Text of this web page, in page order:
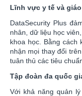
Lĩnh vực y tế và
DataSecurity Plus
nhân, dữ liệu học
khoa học. Bằng cách
nhận mọi thay đổi
tuân thủ các tiêu
Tập đoàn đa quốc
Với khả năng quản